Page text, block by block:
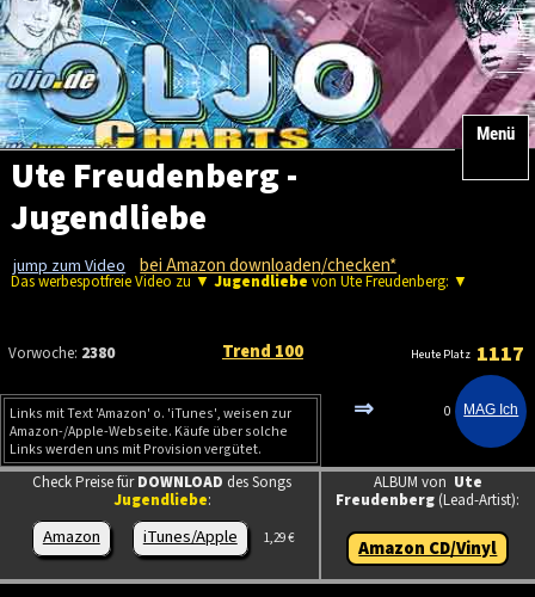
Menü
Ute Freudenberg -
Jugendliebe
jump zum Video bei Amazon downloaden/checken*
Das werbespotfreie Video zu ▼ Jugendliebe von Ute Freudenberg: ▼
Vorwoche: 2380 Trend 100 Heute Platz 1117
Links mit Text 'Amazon' o. 'iTunes', weisen zur
Amazon-/Apple-Webseite. Käufe über solche
Links werden uns mit Provision vergütet.
⇒ 0
Check Preise fürDOWNLOAD des Songs
Jugendliebe:
Amazon iTunes/Apple 1,29 €
ALBUM von Ute
Freudenberg (Lead-Artist):
Amazon CD/Vinyl